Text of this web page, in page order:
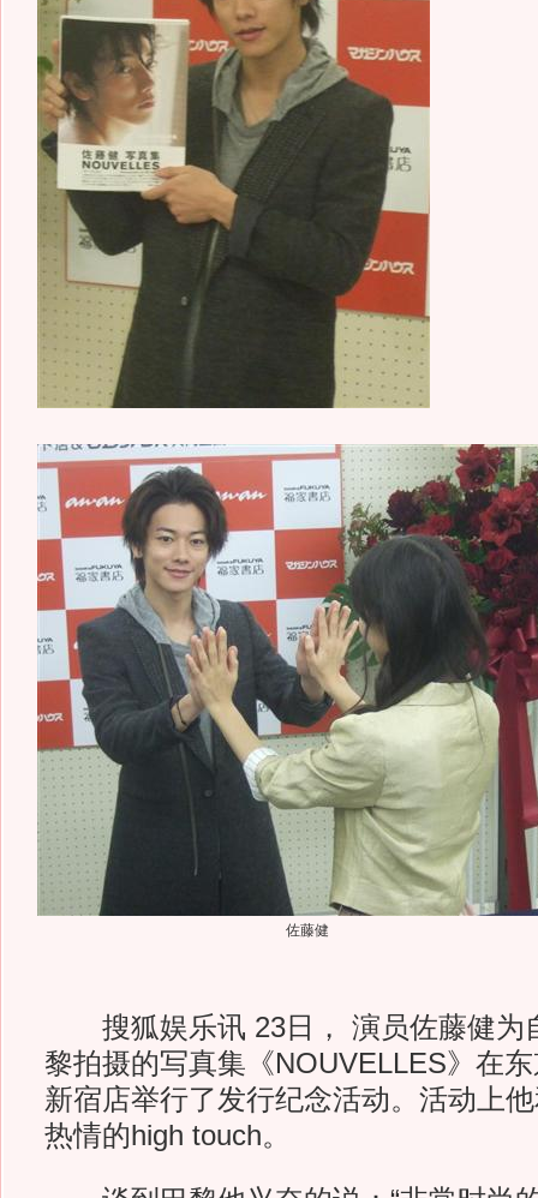
佐藤健
搜狐娱乐讯 23日， 演员佐藤健为
黎拍摄的写真集《NOUVELLES》在
新宿店举行了发行纪念活动。活动上
热情的high touch。